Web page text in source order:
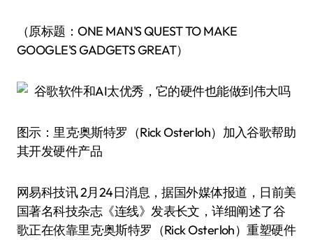
（原标题：ONE MAN'S QUEST TO MAKE
GOOGLE'S GADGETS GREAT）
图示：里克·奥斯特罗（Rick Osterloh）加入谷歌帮助
其开发硬件产品
网易科技讯 2月24日消息，据国外媒体报道，日前美
国著名科技杂志《连线》发表长文，详细阐述了谷
歌正在依靠里克·奥斯特罗（Rick Osterloh）重塑硬件